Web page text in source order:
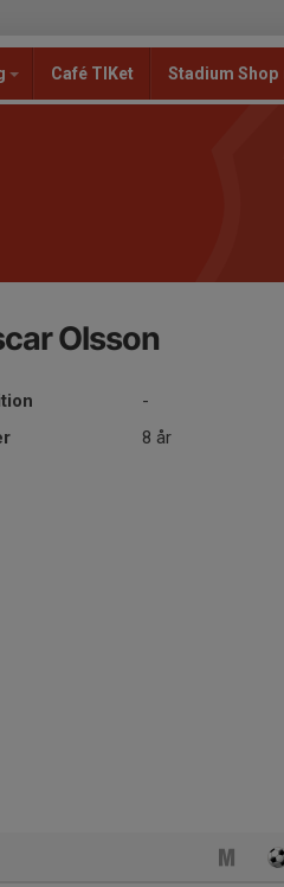
Café TIKet Stadium Shop
Olsson
-
8 år